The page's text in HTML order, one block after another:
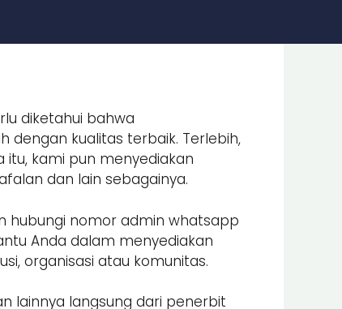
diketahui bahwa
dengan kualitas terbaik. Terlebih,
kami pun menyediakan
dan lain sebagainya.
hubungi nomor admin whatsapp
Anda dalam menyediakan
organisasi atau komunitas.
lainnya langsung dari penerbit